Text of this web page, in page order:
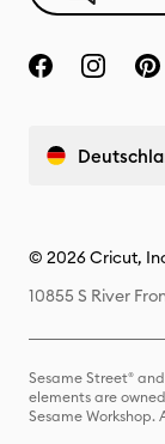
© 2026 Cricut,
10855 S River
Sesame Street®
elements are
Sesame Workshop.